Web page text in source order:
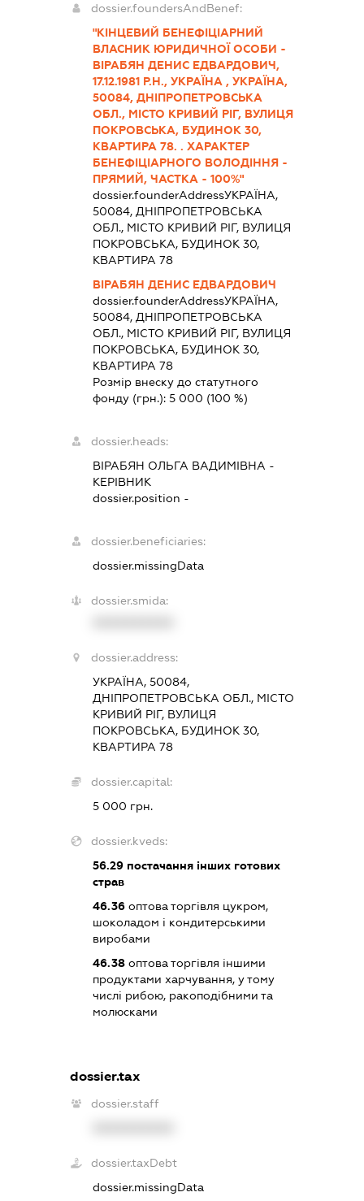
dossier.foundersAndBenef:
"КІНЦЕВИЙ БЕНЕФІЦІАРНИЙ
ВЛАСНИК ЮРИДИЧНОЇ ОСОБИ -
ВІРАБЯН ДЕНИС ЕДВАРДОВИЧ,
17.12.1981 Р.Н., УКРАЇНА , УКРАЇНА,
50084, ДНІПРОПЕТРОВСЬКА
ОБЛ., МІСТО КРИВИЙ РІГ, ВУЛИЦЯ
ПОКРОВСЬКА, БУДИНОК 30,
КВАРТИРА 78. . ХАРАКТЕР
БЕНЕФІЦІАРНОГО ВОЛОДІННЯ -
ПРЯМИЙ, ЧАСТКА - 100%"
dossier.founderAddressУКРАЇНА,
50084, ДНІПРОПЕТРОВСЬКА
ОБЛ., МІСТО КРИВИЙ РІГ, ВУЛИЦЯ
ПОКРОВСЬКА, БУДИНОК 30,
КВАРТИРА 78
ВІРАБЯН ДЕНИС ЕДВАРДОВИЧ
dossier.founderAddressУКРАЇНА,
50084, ДНІПРОПЕТРОВСЬКА
ОБЛ., МІСТО КРИВИЙ РІГ, ВУЛИЦЯ
ПОКРОВСЬКА, БУДИНОК 30,
КВАРТИРА 78
Розмір внеску до статутного
фонду (грн.): 5 000 (100 %)
dossier.heads:
ВІРАБЯН ОЛЬГА ВАДИМІВНА -
КЕРІВНИК
dossier.position -
dossier.beneficiaries:
dossier.missingData
dossier.smida:
dossier.address:
УКРАЇНА, 50084,
ДНІПРОПЕТРОВСЬКА ОБЛ., МІСТО
КРИВИЙ РІГ, ВУЛИЦЯ
ПОКРОВСЬКА, БУДИНОК 30,
КВАРТИРА 78
dossier.capital:
5 000 грн.
dossier.kveds:
56.29постачання інших готових
страв
46.36оптова торгівля цукром,
шоколадом і кондитерськими
виробами
46.38оптова торгівля іншими
продуктами харчування, у тому
числі рибою, ракоподібними та
молюсками
dossier.tax
dossier.staff
dossier.taxDebt
dossier.missingData